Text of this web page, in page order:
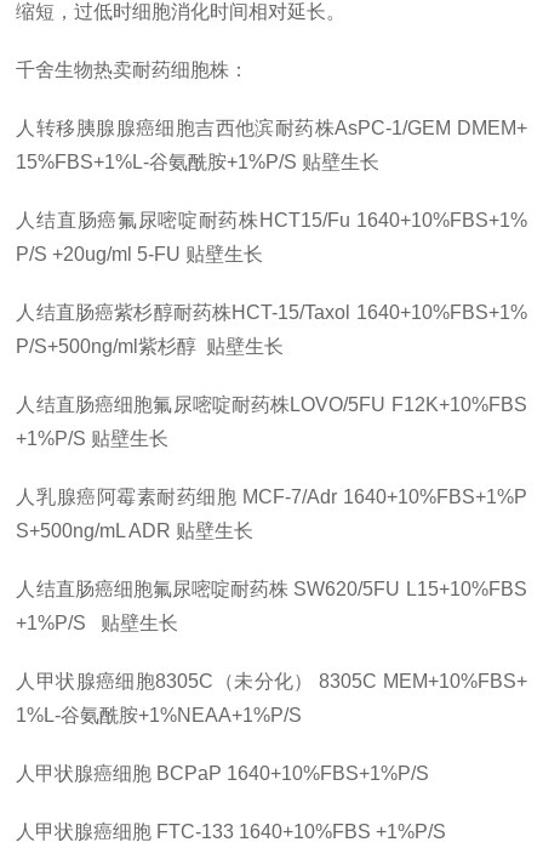
缩短，过低时细胞消化时间相对延长。
千舍生物热卖耐药细胞株：
人转移胰腺腺癌细胞吉西他滨耐药株AsPC-1/GEM DMEM+
15%FBS+1%L-谷氨酰胺+1%P/S 贴壁生长
人结直肠癌氟尿嘧啶耐药株HCT15/Fu 1640+10%FBS+1%
P/S +20ug/ml 5-FU 贴壁生长
人结直肠癌紫杉醇耐药株HCT-15/Taxol 1640+10%FBS+1%
P/S+500ng/ml紫杉醇 贴壁生长
人结直肠癌细胞氟尿嘧啶耐药株LOVO/5FU F12K+10%FBS
+1%P/S 贴壁生长
人乳腺癌阿霉素耐药细胞 MCF-7/Adr 1640+10%FBS+1%P
S+500ng/mL ADR 贴壁生长
人结直肠癌细胞氟尿嘧啶耐药株 SW620/5FU L15+10%FBS
+1%P/S 贴壁生长
人甲状腺癌细胞8305C（未分化） 8305C MEM+10%FBS+
1%L-谷氨酰胺+1%NEAA+1%P/S
人甲状腺癌细胞 BCPaP 1640+10%FBS+1%P/S
人甲状腺癌细胞 FTC-133 1640+10%FBS +1%P/S